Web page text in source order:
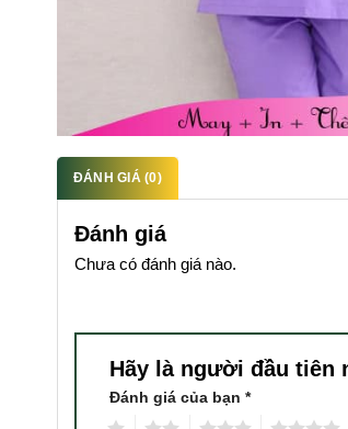
ĐÁNH GIÁ (0)
Đánh giá
Chưa có đánh giá nào.
Hãy là người đầu tiên
Đánh giá của bạn *